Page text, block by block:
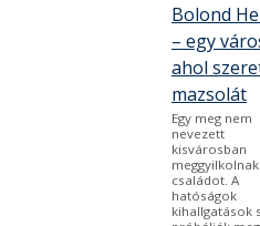
Bolond
– egy
ahol
mazsolát
Egy meg nem
nevezett
kisvárosban
családot. A
hatóságok
kihallgatások